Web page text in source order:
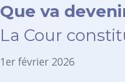
Que va
La Cour
1er février 2026